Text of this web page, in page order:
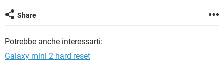
HARDWARE
INSTAGRAM
HARDWARE
Share
Potrebbe anche interessarti:
Galaxy mini 2 hard reset